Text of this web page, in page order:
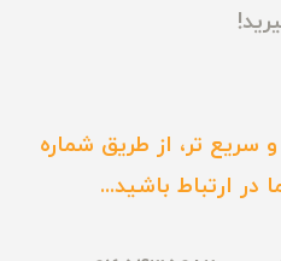
سریع تر، از طریق شماره
در ارتباط باشید...